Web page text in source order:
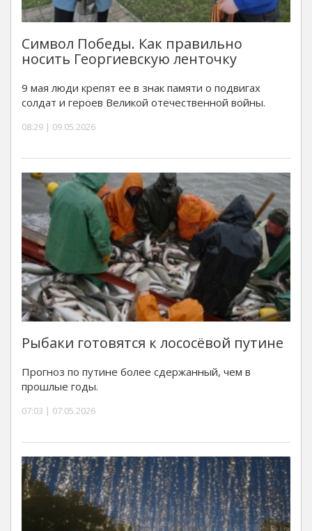
Символ Победы. Как правильно
носить Георгиевскую ленточку
9 мая люди крепят ее в знак памяти о подвигах
солдат и героев Великой отечественной войны.
08:29 | 09.05.2026
Рыбаки готовятся к лососёвой путине
Прогноз по путине более сдержанный, чем в
прошлые годы.
07:03 | 07.05.2026